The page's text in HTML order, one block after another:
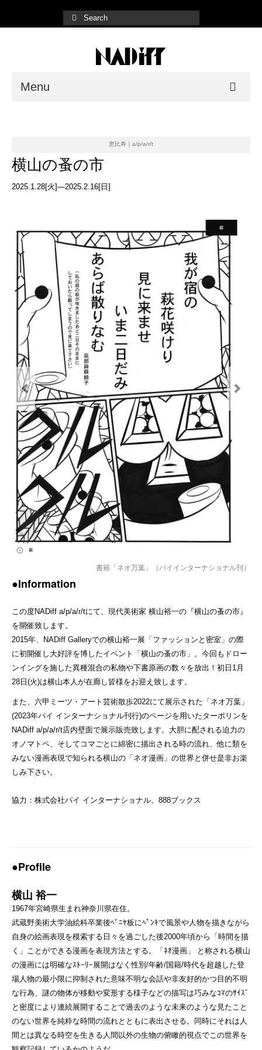
Menu
Shop List
Online Store
恵比寿｜a/p/a/r/t
横山の蚤の市
2025.1.28[火]—2025.2.16[日]
書籍「ネオ万葉」（パイインターナショナル刊）
●Information
この度NADiff a/p/a/r/tにて、現代美術家 横山裕一の『横山の蚤の市』
を開催致します。
2015年、NADiff Galleryでの横山裕一展「ファッションと密室」の際
に初開催し大好評を博したイベント「横山の蚤の市」。今回もドロー
ンイングを施した異種混合の私物や下書原画の数々を放出！初日1月
28日(火)は横山本人が在廊し皆様をお迎え致します。
また、六甲ミーツ・アート芸術散歩2022にて展示された「ネオ万葉」
(2023年パイ インターナショナル刊行)のページを用いたターポリンを
NADiff a/p/a/r/t店内壁面で展示販売致します。大胆に配される迫力の
オノマトペ、そしてコマごとに綿密に描出される時の流れ、他に類を
みない漫画表現で知られる横山の「ネオ漫画」の世界と併せ是非お楽
しみ下さい。
協力：株式会社パイ インターナショナル、888ブックス
●Profile
横山 裕一
1967年宮崎県生まれ神奈川県在住。
武蔵野美術大学油絵科卒業後ﾍﾞﾆﾔ板にﾍﾟﾝｷで風景や人物を描きながら
自身の絵画表現を模索する日々を過ごした後2000年頃から「時間を描
く」ことができる漫画を表現方法とする。「ﾈｵ漫画」 と称される横山
の漫画には明確なｽﾄｰﾘｰ展開はなく性別/年齢/国籍/時代を超越した登
場人物の最小限に抑制された意味不明な会話や非友好的かつ目的不明
な行為、謎の物体が移動や変形する様子などの描写は巧みなｺﾏのｻｲｽﾞ
と密度により連続展開することで過去のような未来のような見たこと
のない世界を純粋な時間の流れとともに表出させる。同時にそれは人
間とは異なる時空を生きる人間以外の生物の俯瞰的視点でこの世界を